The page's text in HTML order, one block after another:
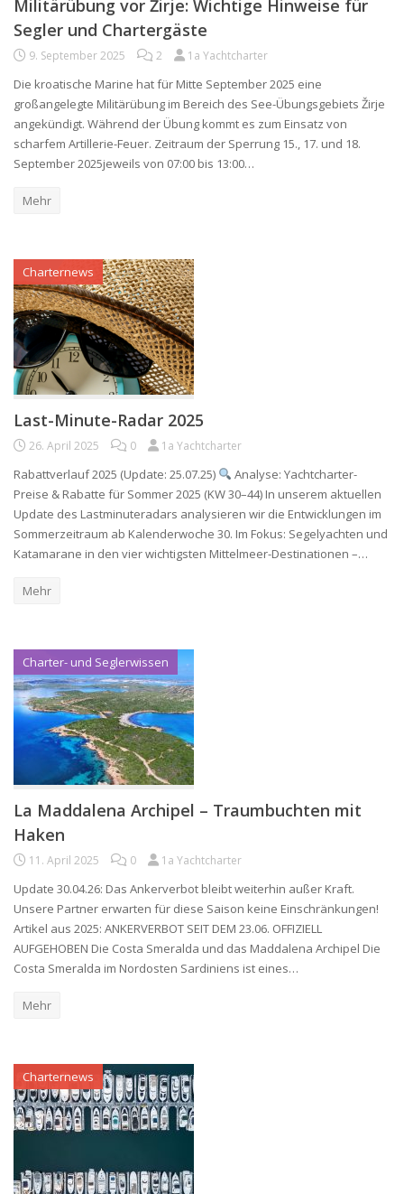
Militärübung vor Žirje: Wichtige Hinweise für
Segler und Chartergäste
9. September 2025 2 1a Yachtcharter
Die kroatische Marine hat für Mitte September 2025 eine
großangelegte Militärübung im Bereich des See-Übungsgebiets Žirje
angekündigt. Während der Übung kommt es zum Einsatz von
scharfem Artillerie-Feuer. Zeitraum der Sperrung 15., 17. und 18.
September 2025jeweils von 07:00 bis 13:00…
Mehr
Charternews
Last-Minute-Radar 2025
26. April 2025 0 1a Yachtcharter
Rabattverlauf 2025 (Update: 25.07.25)
Analyse: Yachtcharter-
Preise & Rabatte für Sommer 2025 (KW 30–44) In unserem aktuellen
Update des Lastminuteradars analysieren wir die Entwicklungen im
Sommerzeitraum ab Kalenderwoche 30. Im Fokus: Segelyachten und
Katamarane in den vier wichtigsten Mittelmeer-Destinationen –…
Mehr
Charter- und Seglerwissen
La Maddalena Archipel – Traumbuchten mit
Haken
11. April 2025 0 1a Yachtcharter
Update 30.04.26: Das Ankerverbot bleibt weiterhin außer Kraft.
Unsere Partner erwarten für diese Saison keine Einschränkungen!
Artikel aus 2025: ANKERVERBOT SEIT DEM 23.06. OFFIZIELL
AUFGEHOBEN Die Costa Smeralda und das Maddalena Archipel Die
Costa Smeralda im Nordosten Sardiniens ist eines…
Mehr
Charternews